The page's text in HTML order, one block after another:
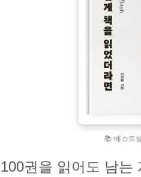
📚 베스트
100권을 읽어도 남는